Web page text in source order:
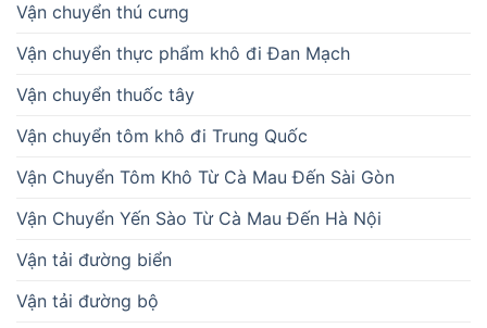
Vận chuyển thú cưng
Vận chuyển thực phẩm khô đi Đan Mạch
Vận chuyển thuốc tây
Vận chuyển tôm khô đi Trung Quốc
Vận Chuyển Tôm Khô Từ Cà Mau Đến Sài Gòn
Vận Chuyển Yến Sào Từ Cà Mau Đến Hà Nội
Vận tải đường biển
Vận tải đường bộ